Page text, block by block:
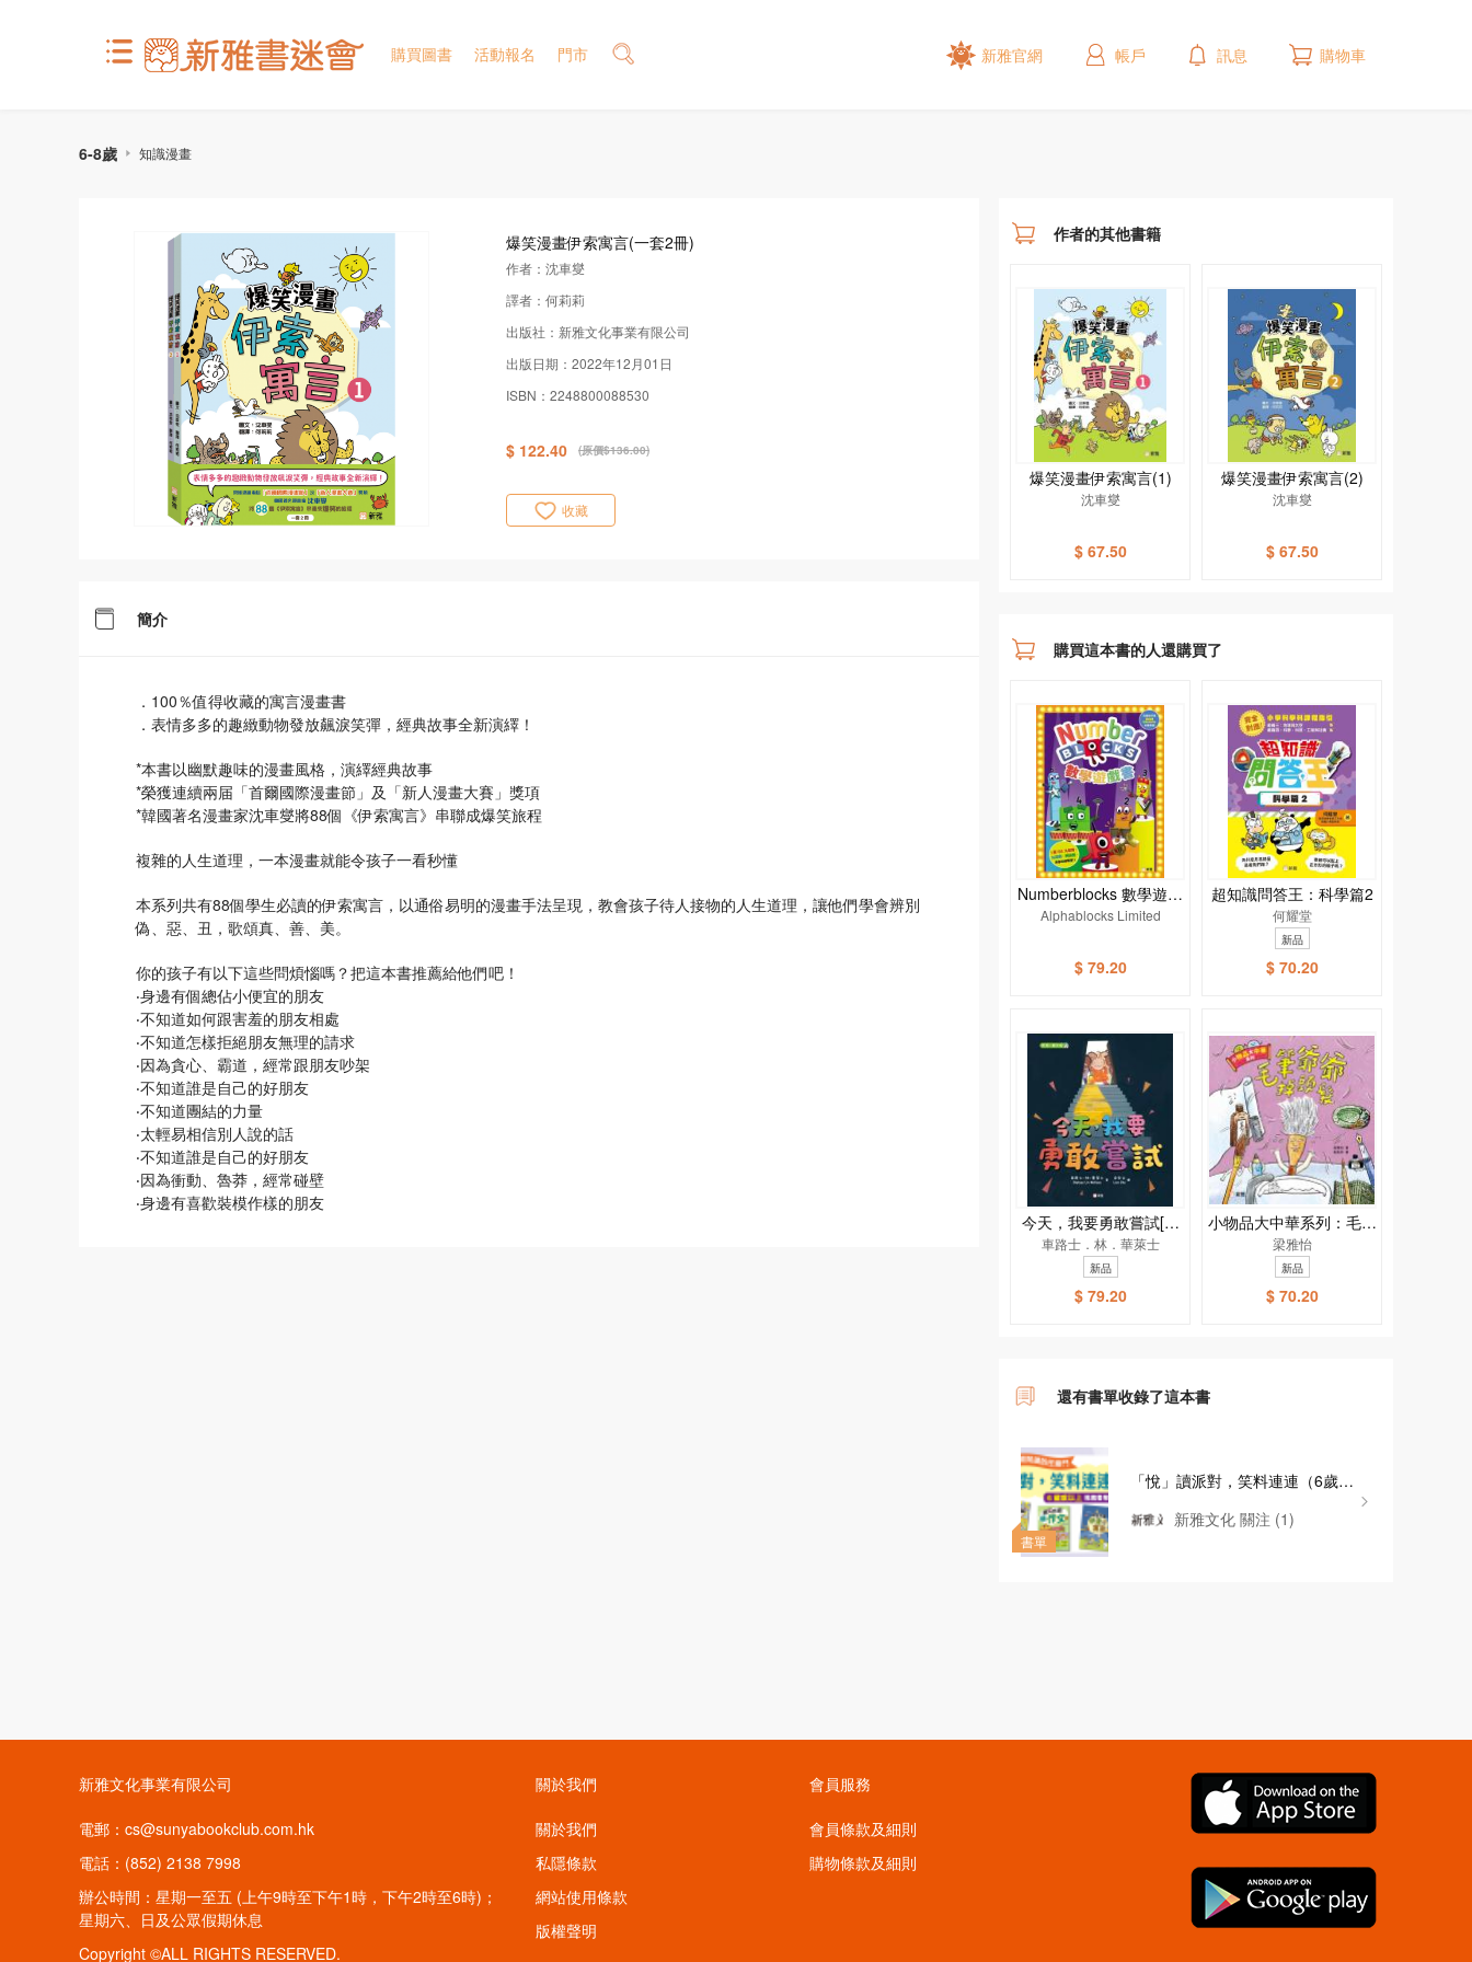
6-8歲 知識漫畫
爆笑漫畫伊索寓言(一套2冊)
作者：沈車燮
譯者：何莉莉
出版社：新雅文化事業有限公司
出版日期：2022年12月01日
ISBN：2248800088530
$ 122.40 (原價$136.00)
收藏
簡介
．100％值得收藏的寓言漫畫書
．表情多多的趣緻動物發放飆淚笑彈，經典故事全新演繹！
*本書以幽默趣味的漫畫風格，演繹經典故事
*榮獲連續兩届「首爾國際漫畫節」及「新人漫畫大賽」獎項
*韓國著名漫畫家沈車燮將88個《伊索寓言》串聯成爆笑旅程
複雜的人生道理，一本漫畫就能令孩子一看秒懂
本系列共有88個學生必讀的伊索寓言，以通俗易明的漫畫手法呈現，教會孩子待人接物的人生道理，讓他們學會辨別
偽、惡、丑，歌頌真、善、美。
你的孩子有以下這些問煩惱嗎？把這本書推薦給他們吧！
‧身邊有個總佔小便宜的朋友
‧不知道如何跟害羞的朋友相處
‧不知道怎樣拒絕朋友無理的請求
‧因為貪心、霸道，經常跟朋友吵架
‧不知道誰是自己的好朋友
‧不知道團結的力量
‧太輕易相信別人說的話
‧不知道誰是自己的好朋友
‧因為衝動、魯莽，經常碰壁
‧身邊有喜歡裝模作樣的朋友
作者的其他書籍
爆笑漫畫伊索寓言(1)
沈車燮
$ 67.50
爆笑漫畫伊索寓言(2)
沈車燮
$ 67.50
購買這本書的人還購買了
Numberblocks 數學遊戲
書
Alphablocks Limited
$ 79.20
超知識問答王：科學篇2
何耀堂
新品
$ 70.20
今天，我要勇敢嘗試[新
雅．繪本館]
車路士．林．華萊士
新品
$ 79.20
小物品大中華系列：毛筆
爺爺掉頭髮
梁雅怡
新品
$ 70.20
還有書單收錄了這本書
書單
「悅」讀派對，笑料連連（6歲或
新雅文化 關注 (1)
購買圖書 活動報名 門市 新雅官網 帳戶 訊息 購物車
新雅文化事業有限公司
電郵：cs@sunyabookclub.com.hk
電話：(852) 2138 7998
辦公時間：星期一至五 (上午9時至下午1時，下午2時至6時)；
星期六、日及公眾假期休息
Copyright ©ALL RIGHTS RESERVED.
關於我們
關於我們
私隱條款
網站使用條款
版權聲明
會員服務
會員條款及細則
購物條款及細則